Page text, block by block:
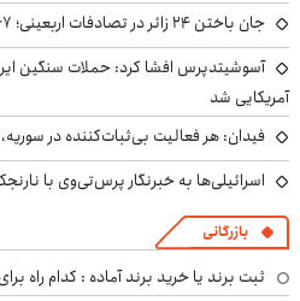
جان باختن ۲۴ زائر در تصادفات اربعینی؛ ۶۷ میلیون تردد ثبت شد
آمریکایی شد
فیدان: هر فعالیت بی‌ثبات‌کننده در
اسرائیلی‌ها به خبرنگار پرس‌تی‌وی با
بازرگانی
ثبت برند یا خرید برند آماده : کدام راه